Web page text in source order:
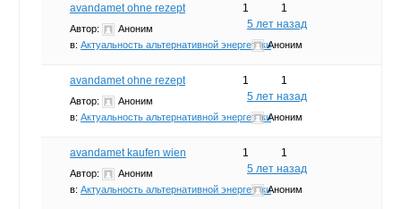
avandamet ohne rezept
Автор:
Аноним
в: Актуальность альтернативной энергетики
1
1
5 лет назад
Аноним
avandamet ohne rezept
Автор:
Аноним
в: Актуальность альтернативной энергетики
1
1
5 лет назад
Аноним
avandamet kaufen wien
Автор:
Аноним
в: Актуальность альтернативной энергетики
1
1
5 лет назад
Аноним